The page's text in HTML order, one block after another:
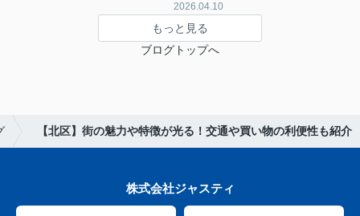
2026.04.10
もっと見る
ブログトップへ
【北区】街の魅力や特徴が光る！交通や買い物の利便性も紹介
株式会社ジャスティ